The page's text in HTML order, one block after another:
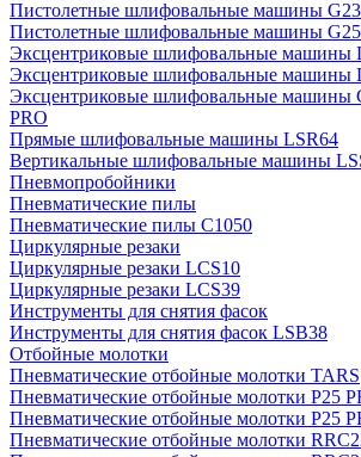
Пистолетные шлифовальные машины
Пистолетные шлифовальные машины
Эксцентриковые шлифовальные машины
Эксцентриковые шлифовальные машины
Эксцентриковые шлифовальные машины
PRO
Прямые шлифовальные машины LSR64
Вертикальные шлифовальные машины
Пневмопробойники
Пневматические пилы
Пневматические пилы C1050
Циркулярные резаки
Циркулярные резаки LCS10
Циркулярные резаки LCS39
Инструменты для снятия фасок
Инструменты для снятия фасок LSB38
Отбойные молотки
Пневматические отбойные молотки TARS
Пневматические отбойные молотки P25
Пневматические отбойные молотки P25
Пневматические отбойные молотки